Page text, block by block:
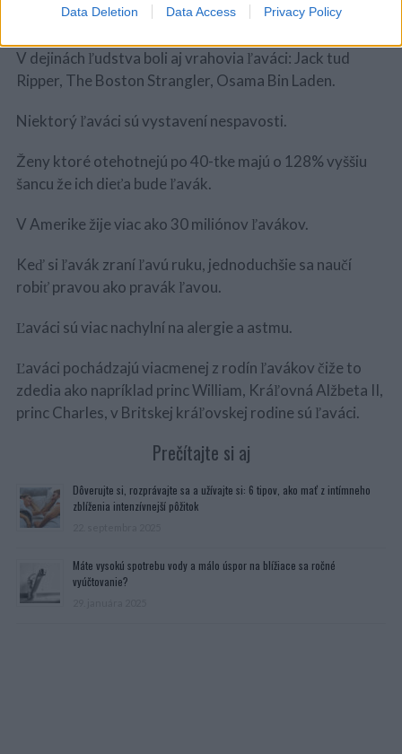
Data Deletion Data Access Privacy Policy
a rozumejú hudbe.
V dejinách ľudstva boli aj vrahovia ľaváci: Jack tud
Ripper, The Boston Strangler, Osama Bin Laden.
Niektorý ľaváci sú vystavení nespavosti.
Ženy ktoré otehotnejú po 40-tke majú o 128% vyššiu
šancu že ich dieťa bude ľavák.
V Amerike žije viac ako 30 miliónov ľavákov.
Keď si ľavák zraní ľavú ruku, jednoduchšie sa naučí
robiť pravou ako pravák ľavou.
Ľaváci sú viac nachylní na alergie a astmu.
Ľaváci pochádzajú viacmenej z rodín ľavákov čiže to
zdedia ako napríklad princ William, Kráľovná Alžbeta II,
princ Charles, v Britskej kráľovskej rodine sú ľaváci.
Prečítajte si aj
Dôverujte si, rozprávajte sa a užívajte si: 6 tipov, ako mať z intímneho
zblíženia intenzívnejší pôžitok
Máte vysokú spotrebu vody a málo úspor na blížiace sa ročné
vyúčtovanie?